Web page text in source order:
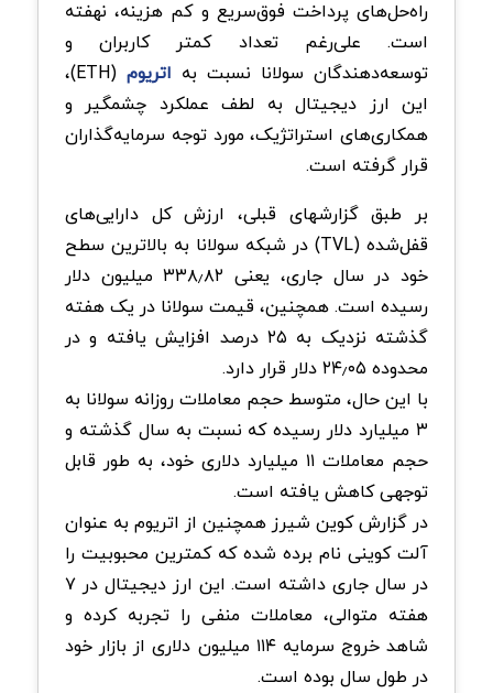
راه‌حل‌های پرداخت فوق‌سریع و کم هزینه، نهفته
است. علی‌رغم تعداد کمتر کاربران و
توسعه‌دهندگان سولانا نسبت به اتریوم
(ETH)،
این ارز دیجیتال به لطف عملکرد چشمگیر و
همکاری‌های استراتژیک، مورد توجه سرمایه‌گذاران
قرار گرفته است.
بر طبق گزارشهای قبلی، ارزش کل دارایی‌های
قفل‌شده (TVL) در شبکه سولانا به بالاترین سطح
خود در سال جاری، یعنی ۳۳۸٫۸۲ میلیون دلار
رسیده است. همچنین، قیمت سولانا در یک هفته
گذشته نزدیک به ۲۵ درصد افزایش یافته و در
محدوده ۲۴٫۰۵ دلار قرار دارد.
با این حال، متوسط حجم معاملات روزانه سولانا به
۳ میلیارد دلار رسیده که نسبت به سال گذشته و
حجم معاملات ۱۱ میلیارد دلاری خود، به طور قابل
توجهی کاهش یافته است.
در گزارش کوین شیرز همچنین از اتریوم به عنوان
آلت کوینی نام برده شده که کمترین محبوبیت را
در سال جاری داشته است. این ارز دیجیتال در ۷
هفته متوالی، معاملات منفی را تجربه کرده و
شاهد خروج سرمایه ۱۱۴ میلیون دلاری از بازار خود
در طول سال بوده است.